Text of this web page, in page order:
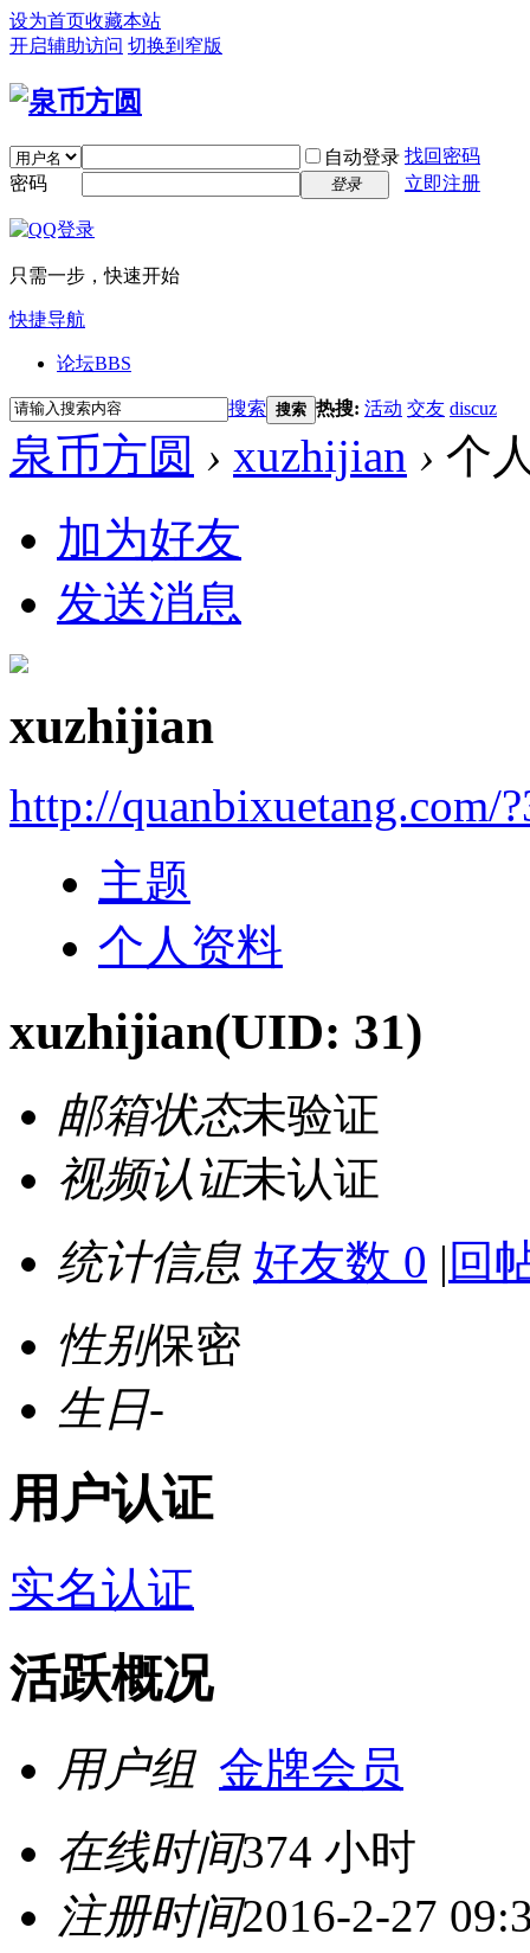
设为首页收藏本站
开启辅助访问 切换到窄版
自动登录 找回密码
密码
登录 立即注册
只需一步，快速开始
快捷导航
论坛BBS
搜索 搜索 热搜: 活动 交友 discuz
泉币方圆 › xuzhijian › 个
加为好友
发送消息
xuzhijian
http://quanbixuetang.com/
主题
个人资料
xuzhijian(UID: 31)
邮箱状态未验证
视频认证未认证
统计信息 好友数 0 | 回
性别保密
生日-
用户认证
实名认证
活跃概况
用户组 金牌会员
在线时间374 小时
注册时间2016-2-27